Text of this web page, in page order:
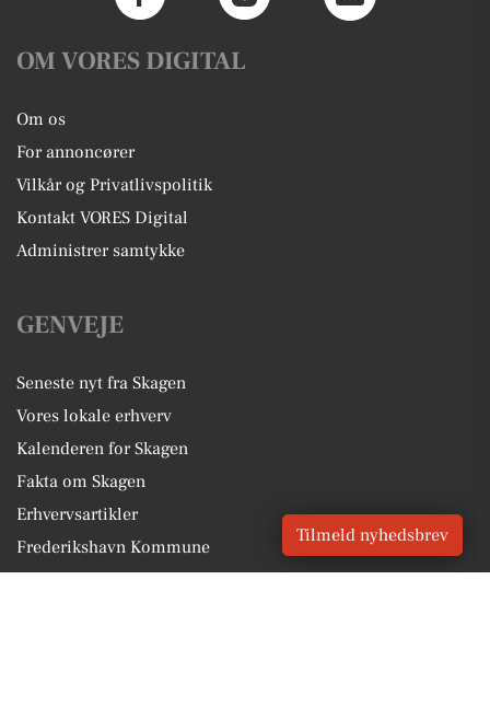
OM VORES DIGITAL
Om os
For annoncører
Vilkår og Privatlivspolitik
Kontakt VORES Digital
Administrer samtykke
GENVEJE
Seneste nyt fra Skagen
Vores lokale erhverv
Kalenderen for Skagen
Fakta om Skagen
Erhvervsartikler
Frederikshavn Kommune
Få en gratis salgsvurdering
Tilmeld nyhedsbrev